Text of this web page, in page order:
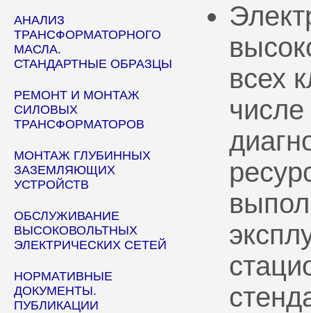
АНАЛИЗ
ТРАНСФОРМАТОРНОГО
МАСЛА.
СТАНДАРТНЫЕ ОБРАЗЦЫ
РЕМОНТ И МОНТАЖ
СИЛОВЫХ
ТРАНСФОРМАТОРОВ
МОНТАЖ ГЛУБИННЫХ
ЗАЗЕМЛЯЮЩИХ
УСТРОЙСТВ
ОБСЛУЖИВАНИЕ
ВЫСОКОВОЛЬТНЫХ
ЭЛЕКТРИЧЕСКИХ СЕТЕЙ
НОРМАТИВНЫЕ
ДОКУМЕНТЫ.
ПУБЛИКАЦИИ
всех